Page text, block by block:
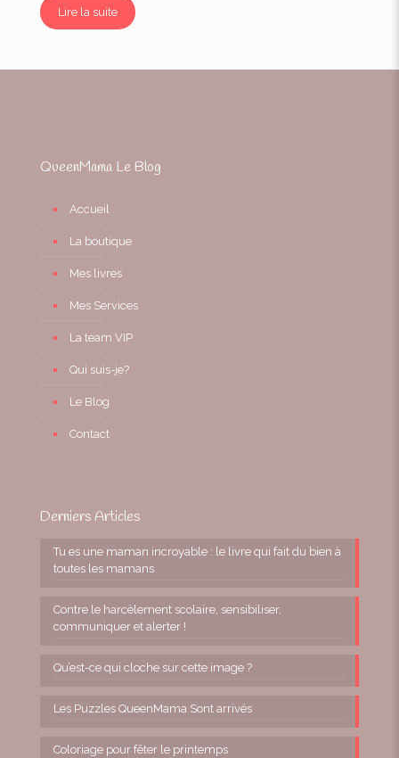
Lire la suite
QueenMama Le Blog
Accueil
La boutique
Mes livres
Mes Services
La team VIP
Qui suis-je?
Le Blog
Contact
Derniers Articles
Tu es une maman incroyable : le livre qui fait du bien à
toutes les mamans
Contre le harcèlement scolaire, sensibiliser,
communiquer et alerter !
Qu’est-ce qui cloche sur cette image ?
Les Puzzles QueenMama Sont arrivés
Coloriage pour fêter le printemps